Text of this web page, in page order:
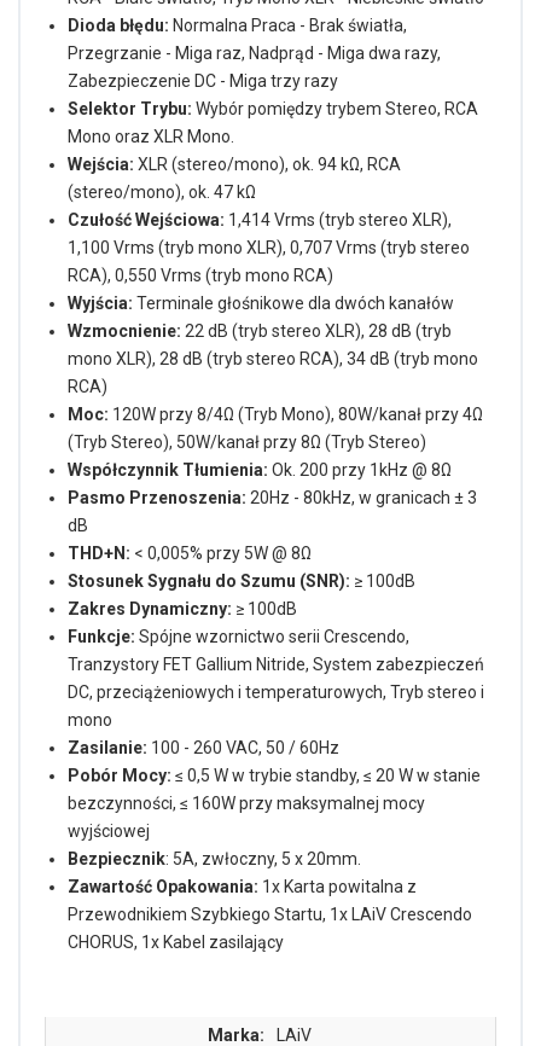
Dioda błędu: Normalna Praca - Brak światła,
Przegrzanie - Miga raz, Nadprąd - Miga dwa razy,
Zabezpieczenie DC - Miga trzy razy
Selektor Trybu: Wybór pomiędzy trybem Stereo, RCA
Mono oraz XLR Mono.
Wejścia: XLR (stereo/mono), ok. 94 kΩ, RCA
(stereo/mono), ok. 47 kΩ
Czułość Wejściowa: 1,414 Vrms (tryb stereo XLR),
1,100 Vrms (tryb mono XLR), 0,707 Vrms (tryb stereo
RCA), 0,550 Vrms (tryb mono RCA)
Wyjścia: Terminale głośnikowe dla dwóch kanałów
Wzmocnienie: 22 dB (tryb stereo XLR), 28 dB (tryb
mono XLR), 28 dB (tryb stereo RCA), 34 dB (tryb mono
RCA)
Moc: 120W przy 8/4Ω (Tryb Mono), 80W/kanał przy 4Ω
(Tryb Stereo), 50W/kanał przy 8Ω (Tryb Stereo)
Współczynnik Tłumienia: Ok. 200 przy 1kHz @ 8Ω
Pasmo Przenoszenia: 20Hz - 80kHz, w granicach ± 3
dB
THD+N: < 0,005% przy 5W @ 8Ω
Stosunek Sygnału do Szumu (SNR): ≥ 100dB
Zakres Dynamiczny: ≥ 100dB
Funkcje: Spójne wzornictwo serii Crescendo,
Tranzystory FET Gallium Nitride, System zabezpieczeń
DC, przeciążeniowych i temperaturowych, Tryb stereo i
mono
Zasilanie: 100 - 260 VAC, 50 / 60Hz
Pobór Mocy: ≤ 0,5 W w trybie standby, ≤ 20 W w stanie
bezczynności, ≤ 160W przy maksymalnej mocy
wyjściowej
Bezpiecznik: 5A, zwłoczny, 5 x 20mm.
Zawartość Opakowania: 1x Karta powitalna z
Przewodnikiem Szybkiego Startu, 1x LAiV Crescendo
CHORUS, 1x Kabel zasilający
Marka:
LAiV